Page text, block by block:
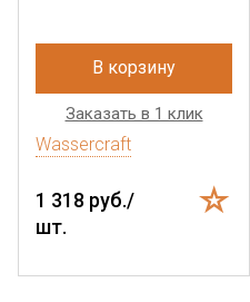
В корзину
Заказать в 1 клик
Wassercraft
1 318 руб./
шт.